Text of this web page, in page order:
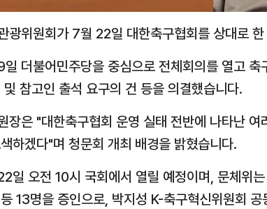
광위원회가 7월 22일 대한축구협회를 상대로
더불어민주당을 중심으로 전체회의를 열고
참고인 출석 요구의 건 등을 의결했습니다.
장은 "대한축구협회 운영 실태 전반에 나타난
하겠다"며 청문회 개최 배경을 밝혔습니다.
일 오전 10시 국회에서 열릴 예정이며, 문체위
13명을 증인으로, 박지성 K-축구혁신위원회